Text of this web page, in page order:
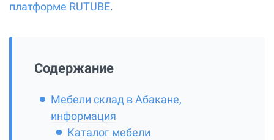
платформе RUTUBE.
Содержание
Мебели склад в Абакане,
информация
Каталог мебели